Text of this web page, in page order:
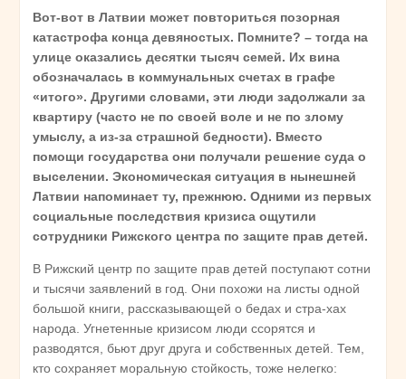
Вот-вот в Латвии может повториться позорная
катастрофа конца девяностых. Помните? – тогда на
улице оказались десятки тысяч семей. Их вина
обозначалась в коммунальных счетах в графе
«итого». Другими словами, эти люди задолжали за
квартиру (часто не по своей воле и не по злому
умыслу, а из-за страшной бедности). Вместо
помощи государства они получали решение суда о
выселении. Экономическая ситуация в нынешней
Латвии напоминает ту, прежнюю. Одними из первых
социальные последствия кризиса ощутили
сотрудники Рижского центра по защите прав детей.
В Рижский центр по защите прав детей поступают сотни
и тысячи заявлений в год. Они похожи на листы одной
большой книги, рассказывающей о бедах и стра-хах
народа. Угнетенные кризисом люди ссорятся и
разводятся, бьют друг друга и собственных детей. Тем,
кто сохраняет моральную стойкость, тоже нелегко: